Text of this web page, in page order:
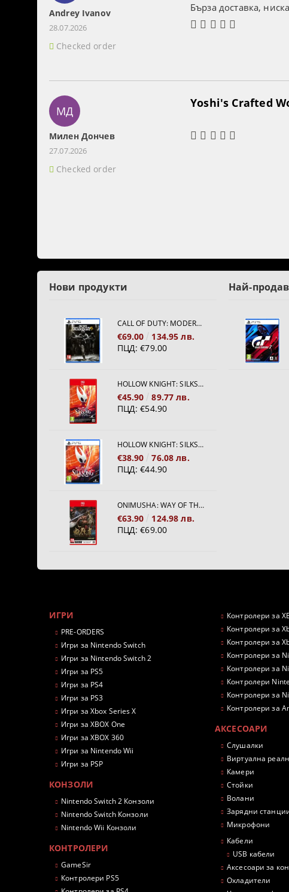
Andrey Ivanov
28.07.2026
Checked order
Бърза доставка,
МД
Милен Дончев
27.07.2026
Checked order
Yoshi's Crafted
Нови продукти
CALL OF DUTY: MODERN WARFARE 4[PS5]
€69.00
134.95 лв.
ПЦД: €79.00
HOLLOW KNIGHT: SILKSONG [NINTENDO SWITCH 2]
€45.90
89.77 лв.
ПЦД: €54.90
HOLLOW KNIGHT: SILKSONG [PS5]
€38.90
76.08 лв.
ПЦД: €44.90
ONIMUSHA: WAY OF THE SWORD [NINTENDO SWITCH 2]
€63.90
124.98 лв.
ПЦД: €69.00
Най-
ИГРИ
PRE-ORDERS
Игри за Nintendo Switch
Игри за Nintendo Switch 2
Игри за PS5
Игри за PS4
Игри за PS3
Игри за Xbox Series X
Игри за XBOX One
Игри за XBOX 360
Игри за Nintendo Wii
Игри за PSP
КОНЗОЛИ
Nintendo Switch 2 Конзоли
Nintendo Switch Конзоли
Nintendo Wii Конзоли
КОНТРОЛЕРИ
GameSir
Контролери PS5
Контролери за
Контролери за
Контролери за
Контролери за
Контролери за
Контролери
Контролери за
Контролери за
АКСЕСОАРИ
Слушалки
Виртуална
Камери
Стойки
Волани
Зарядни
Микрофони
Кабели
USB кабели
Аксесоари за
Охладители